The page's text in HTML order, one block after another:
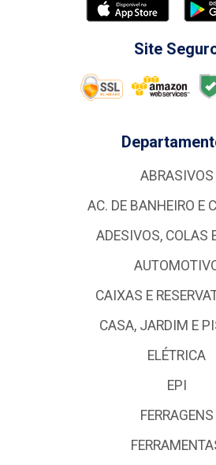
Site
ABRASIVOS
AC. DE BANHEIRO E
ADESIVOS, COLAS
CAIXAS E
CASA, JARDIM E
ELÉTRICA
EPI
FERRAGENS